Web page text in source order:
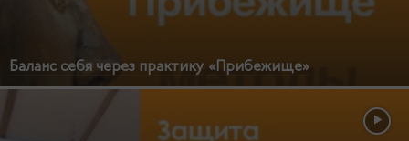
Баланс себя через практику «Прибежище»